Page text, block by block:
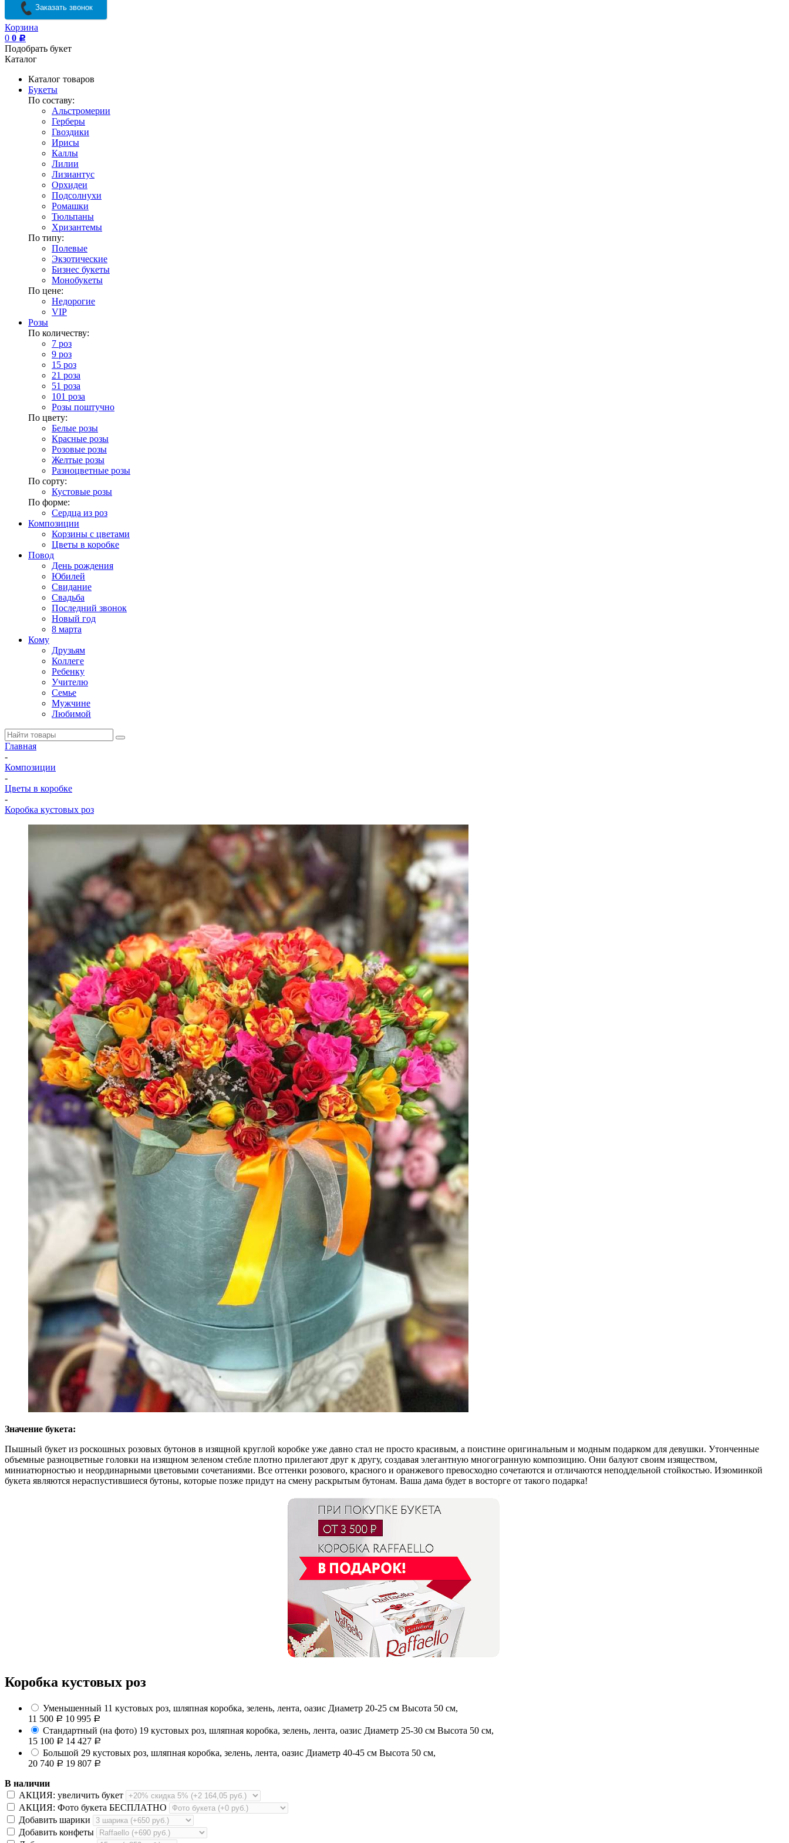
Заказать звонок
Корзина
0 0 Р
Подобрать букет
Каталог
Каталог товаров
Букеты
По составу:
Альстромерии
Герберы
Гвоздики
Ирисы
Каллы
Лилии
Лизиантус
Орхидеи
Подсолнухи
Ромашки
Тюльпаны
Хризантемы
По типу:
Полевые
Экзотические
Бизнес букеты
Монобукеты
По цене:
Недорогие
VIP
Розы
По количеству:
7 роз
9 роз
15 роз
21 роза
51 роза
101 роза
Розы поштучно
По цвету:
Белые розы
Красные розы
Розовые розы
Желтые розы
Разноцветные розы
По сорту:
Кустовые розы
По форме:
Сердца из роз
Композиции
Корзины с цветами
Цветы в коробке
Повод
День рождения
Юбилей
Свидание
Свадьба
Последний звонок
Новый год
8 марта
Кому
Друзьям
Коллеге
Ребенку
Учителю
Семье
Мужчине
Любимой
Главная
-
Композиции
-
Цветы в коробке
-
Коробка кустовых роз
Значение букета:
Пышный букет из роскошных розовых бутонов в изящной круглой коробке уже давно стал не просто красивым, а поистине оригинальным и модным подарком для девушки. Утонченные
объемные разноцветные головки на изящном зеленом стебле плотно прилегают друг к другу, создавая элегантную многогранную композицию. Они балуют своим изяществом,
миниатюрностью и неординарными цветовыми сочетаниями. Все оттенки розового, красного и оранжевого превосходно сочетаются и отличаются неподдельной стойкостью. Изюминкой
букета являются нераспустившиеся бутоны, которые позже придут на смену раскрытым бутонам. Ваша дама будет в восторге от такого подарка!
Коробка кустовых роз
Уменьшенный 11 кустовых роз, шляпная коробка, зелень, лента, оазис Диаметр 20-25 см Высота 50 см,
11 500 Р 10 995 Р
Стандартный (на фото) 19 кустовых роз, шляпная коробка, зелень, лента, оазис Диаметр 25-30 см Высота 50 см,
15 100 Р 14 427 Р
Большой 29 кустовых роз, шляпная коробка, зелень, лента, оазис Диаметр 40-45 см Высота 50 см,
20 740 Р 19 807 Р
В наличии
АКЦИЯ: увеличить букет
АКЦИЯ: Фото букета БЕСПЛАТНО
Добавить шарики
Добавить конфеты